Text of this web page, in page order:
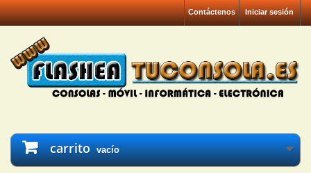
Iniciar sesión
Contáctenos
carrito vacío